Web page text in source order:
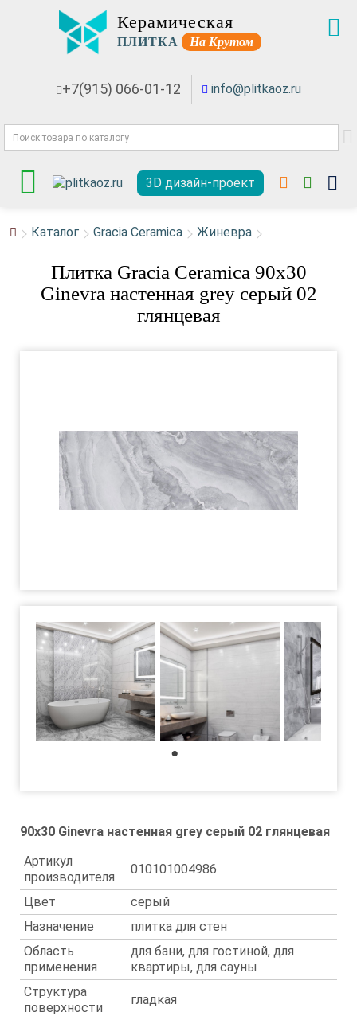
Керамическая
ПЛИТКА На Крутом
+7(915) 066-01-12 info@plitkaoz.ru
3D дизайн-проект
Каталог Gracia Ceramica Жиневра
Плитка Gracia Ceramica 90x30
Ginevra настенная grey серый 02
глянцевая
90x30 Ginevra настенная grey серый 02 глянцевая
Артикул
производителя
010101004986
Цвет
серый
Назначение
плитка для стен
Область
применения
для бани, для гостиной, для
квартиры, для сауны
Структура
поверхности
гладкая